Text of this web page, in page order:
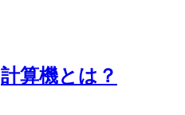
計算機とは？